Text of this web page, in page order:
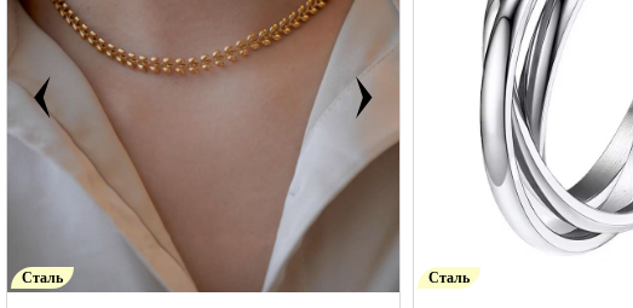
Сталь Сталь